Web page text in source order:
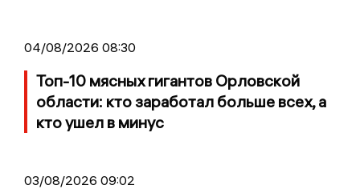
04/08/2026 08:30
Топ-10 мясных гигантов Орловской
области: кто заработал больше всех, а
кто ушел в минус
03/08/2026 09:02